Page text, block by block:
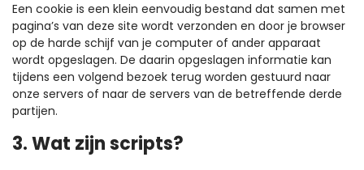
Een cookie is een klein eenvoudig bestand dat samen met
pagina’s van deze site wordt verzonden en door je browser
op de harde schijf van je computer of ander apparaat
wordt opgeslagen. De daarin opgeslagen informatie kan
tijdens een volgend bezoek terug worden gestuurd naar
onze servers of naar de servers van de betreffende derde
partijen.
3. Wat zijn scripts?